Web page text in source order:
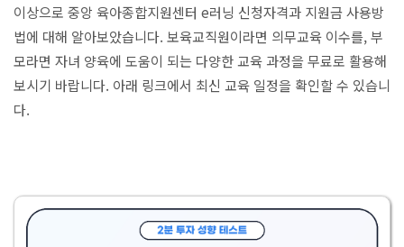
이상으로 중앙 육아종합지원센터 e러닝 신청자격과 지원금 사용방
법에 대해 알아보았습니다. 보육교직원이라면 의무교육 이수를, 부
모라면 자녀 양육에 도움이 되는 다양한 교육 과정을 무료로 활용해
보시기 바랍니다. 아래 링크에서 최신 교육 일정을 확인할 수 있습니
다.